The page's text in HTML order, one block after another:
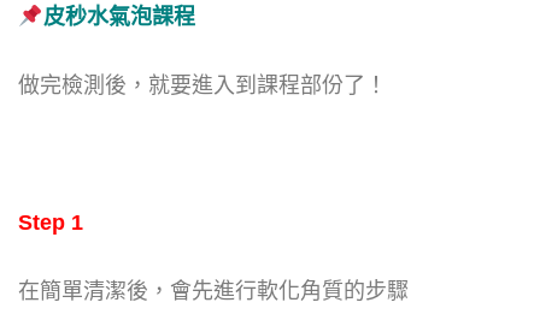
皮秒水氣泡課程
做完檢測後，就要進入到課程部份了！
Step 1
在簡單清潔後，會先進行軟化角質的步驟